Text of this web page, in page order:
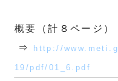
概要（計８ページ）
⇒
http://
19/pdf/01_6.pdf